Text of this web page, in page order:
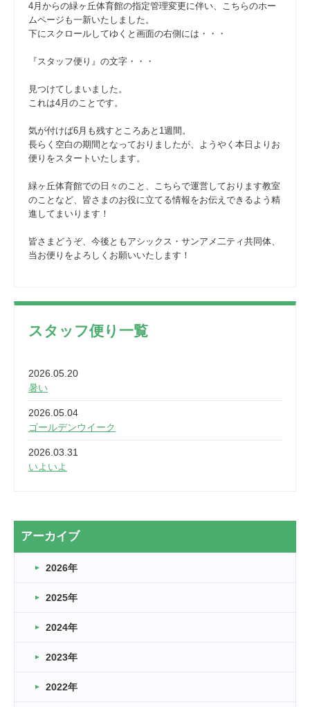
4月からの緑ヶ丘体育館の指定管理変更に伴い、こちらのホー
ムページも一新いたしました。
下にスクロールしてゆくと画面の右側には・・・
『スタッフ便り』の文字・・・
見つけてしまいました。
これは4月のことです。
気が付けば6月も残すところあと1週間。
長らく空白の期間となっておりましたが、ようやく本日よりお
便りをスタートいたします。
緑ヶ丘体育館での日々のこと、こちらで運営しております教室
のことなど、皆さまのお役に立てる情報をお伝えできるよう精
進してまいります！
皆さまどうぞ、今後ともアシックス・サンアメ二ティ共同体、
当お便りをよろしくお願いいたします！
スタッフ便り一覧
2026.05.20
暑い
2026.05.04
ゴールデンウイーク
2026.03.31
いよいよ
2026.03.20
なぎなた
2026.03.16
車いすバスケとRくんのお話
卒業・卒園の季節★
2026.03.11
アーカイブ
2026年
2025年
2024年
2023年
2022年